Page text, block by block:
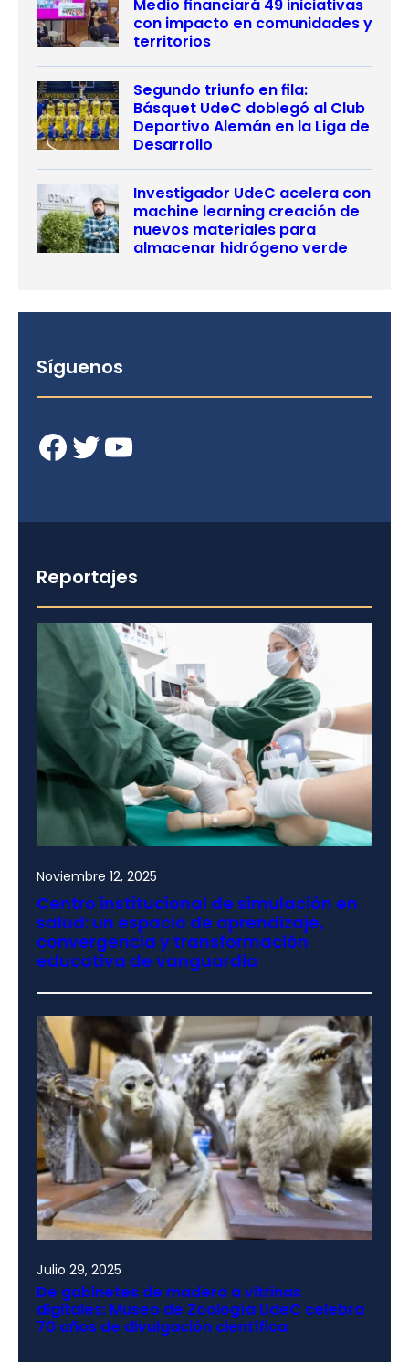
Medio financiará 49 iniciativas
con impacto en comunidades y
territorios
Segundo triunfo en fila:
Básquet UdeC doblegó al Club
Deportivo Alemán en la Liga de
Desarrollo
Investigador UdeC acelera con
machine learning creación de
nuevos materiales para
almacenar hidrógeno verde
Síguenos
Facebook Twitter YouTube
Reportajes
Noviembre 12, 2025
Centro institucional de simulación en
salud: un espacio de aprendizaje,
convergencia y transformación
educativa de vanguardia
Julio 29, 2025
De gabinetes de madera a vitrinas
digitales: Museo de Zoología UdeC celebra
70 años de divulgación científica